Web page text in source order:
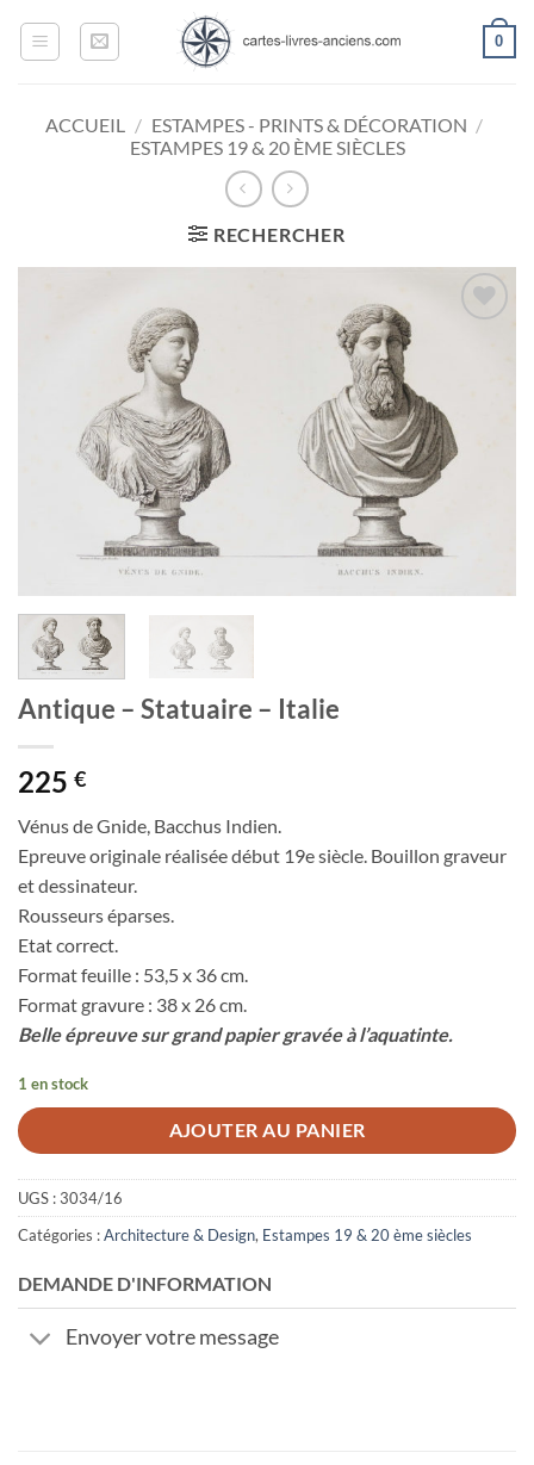
0
ACCUEIL / ESTAMPES - PRINTS & DÉCORATION /
ESTAMPES 19 & 20 ÈME SIÈCLES
RECHERCHER
Antique – Statuaire – Italie
225 €
Vénus de Gnide, Bacchus Indien.
Epreuve originale réalisée début 19e siècle. Bouillon graveur
et dessinateur.
Rousseurs éparses.
Etat correct.
Format feuille : 53,5 x 36 cm.
Format gravure : 38 x 26 cm.
Belle épreuve sur grand papier gravée à l’aquatinte.
1 en stock
AJOUTER AU PANIER
UGS :3034/16
Catégories :Architecture & Design, Estampes 19 & 20 ème siècles
DEMANDE D'INFORMATION
Envoyer votre message